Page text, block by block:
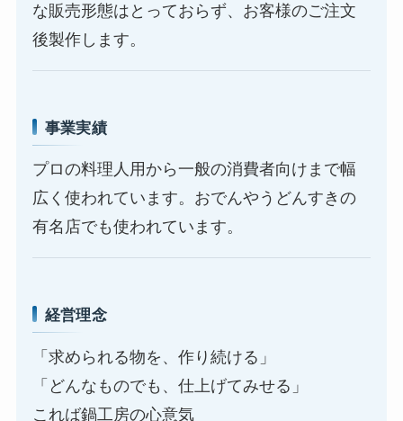
な販売形態はとっておらず、お客様のご注文
後製作します。
事業実績
プロの料理人用から一般の消費者向けまで幅
広く使われています。おでんやうどんすきの
有名店でも使われています。
経営理念
「求められる物を、作り続ける」
「どんなものでも、仕上げてみせる」
これば鍋工房の心意気